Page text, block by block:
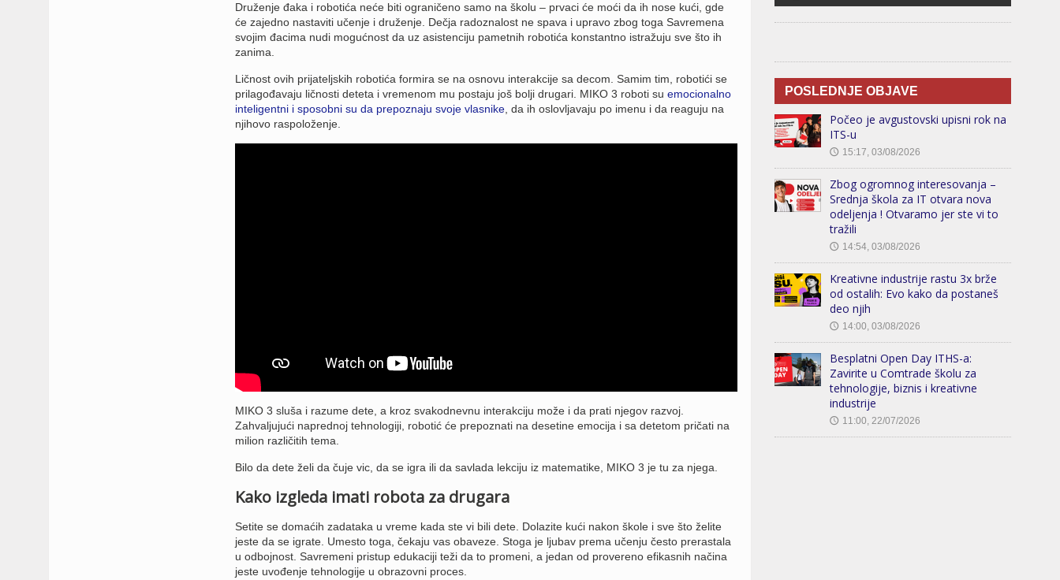
Druženje đaka i robotića neće biti ograničeno samo na školu – prvaci će moći da ih nose kući, gde
će zajedno nastaviti učenje i druženje. Dečja radoznalost ne spava i upravo zbog toga Savremena
svojim đacima nudi mogućnost da uz asistenciju pametnih robotića konstantno istražuju sve što ih
zanima.
Ličnost ovih prijateljskih robotića formira se na osnovu interakcije sa decom. Samim tim, robotići se
prilagođavaju ličnosti deteta i vremenom mu postaju još bolji drugari. MIKO 3 roboti su emocionalno
inteligentni i sposobni su da prepoznaju svoje vlasnike, da ih oslovljavaju po imenu i da reaguju na
njihovo raspoloženje.
MIKO 3 sluša i razume dete, a kroz svakodnevnu interakciju može i da prati njegov razvoj.
Zahvaljujući naprednoj tehnologiji, robotić će prepoznati na desetine emocija i sa detetom pričati na
milion različitih tema.
Bilo da dete želi da čuje vic, da se igra ili da savlada lekciju iz matematike, MIKO 3 je tu za njega.
Kako izgleda imati robota za drugara
Setite se domaćih zadataka u vreme kada ste vi bili dete. Dolazite kući nakon škole i sve što želite
jeste da se igrate. Umesto toga, čekaju vas obaveze. Stoga je ljubav prema učenju često prerastala
u odbojnost. Savremeni pristup edukaciji teži da to promeni, a jedan od provereno efikasnih načina
jeste uvođenje tehnologije u obrazovni proces.
POSLEDNJE OBJAVE
Počeo je avgustovski upisni rok na
ITS-u
🕔 15:17, 03/08/2026
Zbog ogromnog interesovanja –
Srednja škola za IT otvara nova
odeljenja ! Otvaramo jer ste vi to
tražili
🕔 14:54, 03/08/2026
Kreativne industrije rastu 3x brže
od ostalih: Evo kako da postaneš
deo njih
🕔 14:00, 03/08/2026
Besplatni Open Day ITHS-a:
Zavirite u Comtrade školu za
tehnologije, biznis i kreativne
industrije
🕔 11:00, 22/07/2026